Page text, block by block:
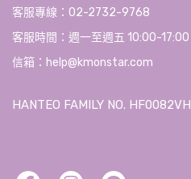
客服專線：02-2732-9768
客服時間：週一至週五 10:00-
信箱：help@kmonstar.com
HANTEO FAMILY NO.